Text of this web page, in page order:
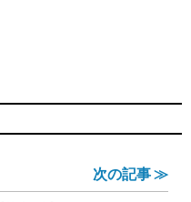
次の記事 ≫